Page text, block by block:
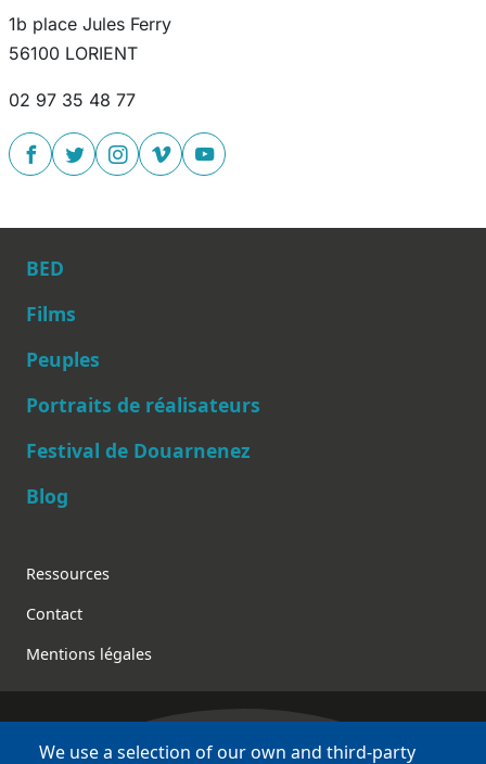
1b place Jules Ferry
56100 LORIENT
02 97 35 48 77
Main navigation
BED
Films
Peuples
Portraits de réalisateurs
Festival de Douarnenez
Blog
Footer
Ressources
Contact
Mentions légales
Bretagne Culture Diversité
We use a selection of our own and third-party